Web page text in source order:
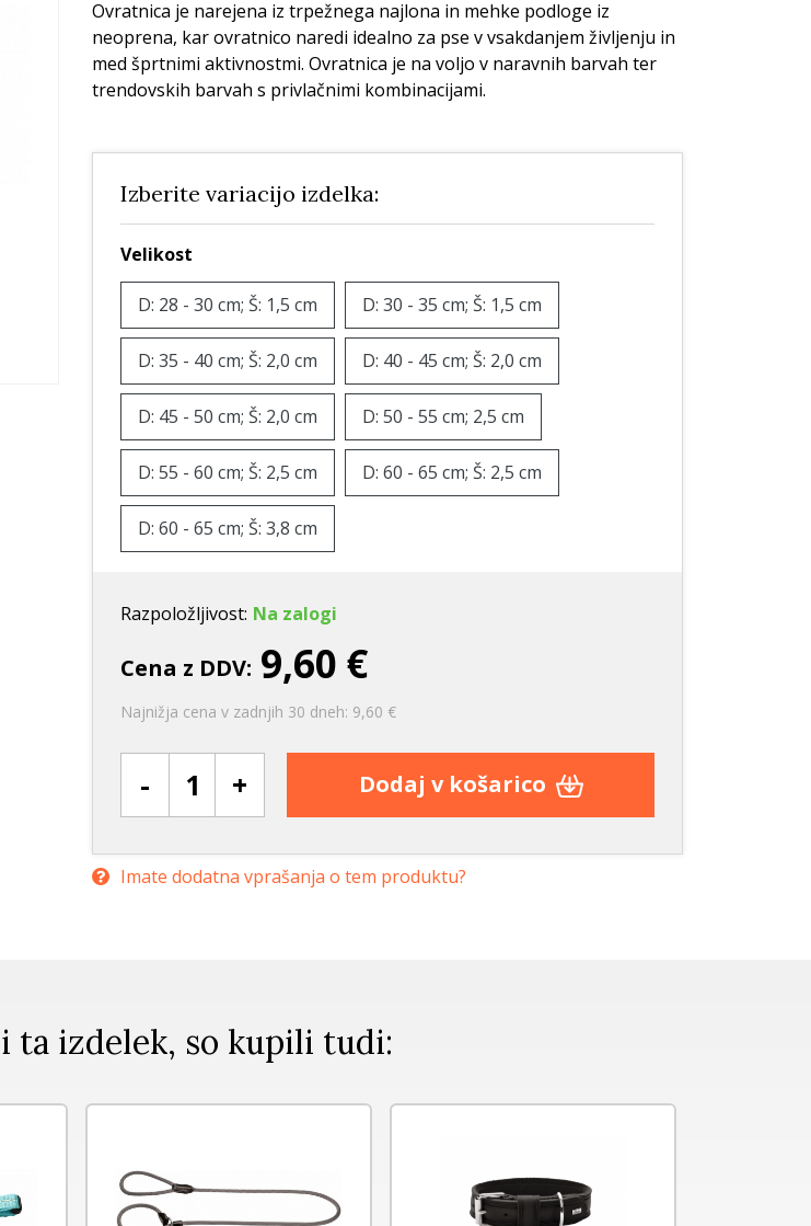
in učenje
in počitnice
in utripajoči izdelki
Frizbi in metanje
Igrače za vleko
Interaktivne igrače
Nega zob
Kozmetika
Vrečke za pobiranje
drevesa
Nega zob
Stranišča in posipi
Ovratnica je narejena iz trpežnega najlona in mehke podloge iz
neoprena, kar ovratnico naredi idealno za pse v vsakdanjem življenju in
med šprtnimi aktivnostmi. Ovratnica je na voljo v naravnih barvah ter
trendovskih barvah s privlačnimi kombinacijami.
Izberite variacijo izdelka:
Velikost
D: 28 - 30 cm; Š: 1,5 cm D: 30 - 35 cm; Š: 1,5 cm
D: 35 - 40 cm; Š: 2,0 cm D: 40 - 45 cm; Š: 2,0 cm
D: 45 - 50 cm; Š: 2,0 cm D: 50 - 55 cm; 2,5 cm
D: 55 - 60 cm; Š: 2,5 cm D: 60 - 65 cm; Š: 2,5 cm
D: 60 - 65 cm; Š: 3,8 cm
Razpoložljivost: Na zalogi
Cena z DDV: 9,60 €
Najnižja cena v zadnjih 30 dneh: 9,60 €
- + Dodaj v košarico
Imate dodatna vprašanja o tem produktu?
ta izdelek, so kupili tudi: